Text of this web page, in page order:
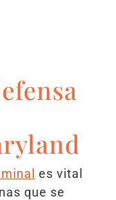
es vital
que se